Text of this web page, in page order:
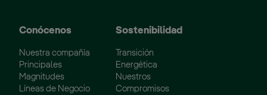
Conócenos
Nuestra compañía
Principales
Magnitudes
Líneas de Negocio
Sostenibilidad
Transición
Energética
Nuestros
Compromisos